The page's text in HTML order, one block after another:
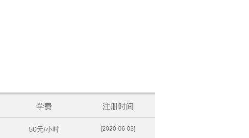
学费 注册时间
50元/小时 [2020-06-03]